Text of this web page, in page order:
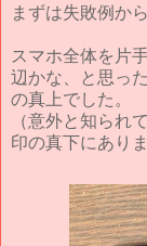
まずは失敗例か
スマホ全体を片
辺かな、と思っ
の真上でした。
（意外と知られ
印の真下にありま